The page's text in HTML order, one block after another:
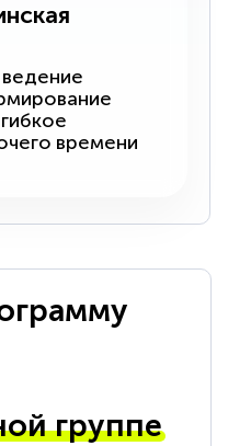
времени
группе